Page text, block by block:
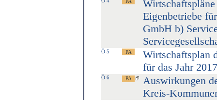
Eigenbetriebe
GmbH b)
Ö 5
Wirtschaftsplan
für das Jahr 2017
Ö 6
Auswirkungen
Kreis-